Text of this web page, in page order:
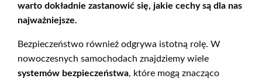
warto dokładnie zastanowić się, jakie cechy są dla nas
najważniejsze.
Bezpieczeństwo również odgrywa istotną rolę. W
nowoczesnych samochodach znajdziemy wiele
systemów bezpieczeństwa, które mogą znacząco